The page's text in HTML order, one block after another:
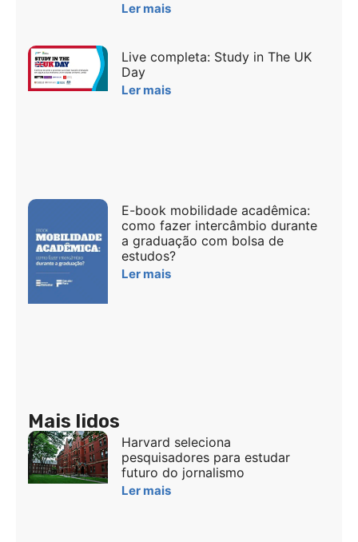
Ler mais
Live completa: Study in The UK
Day
Ler mais
E-book mobilidade acadêmica:
como fazer intercâmbio durante
a graduação com bolsa de
estudos?
Ler mais
Mais lidos
Harvard seleciona
pesquisadores para estudar
futuro do jornalismo
Ler mais